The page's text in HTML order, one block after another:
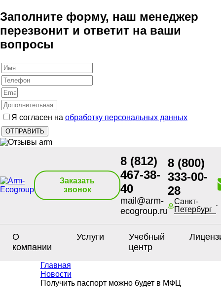
Заполните форму, наш менеджер
перезвонит и ответит на ваши
вопросы
Я согласен на обработку персональных данных
Заказать
звонок
8 (812)
467-38-
40
mail@arm-
ecogroup.ru
8 (800)
333-00-
28
Санкт-
Петербург
О
компании
Услуги
Учебный
центр
Главная
Новости
Получить паспорт можно будет в МФЦ